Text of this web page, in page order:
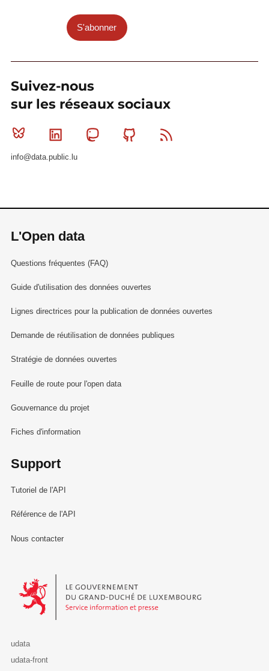
S'abonner
Suivez-nous
sur les réseaux sociaux
Bluesky Linkedin MastodonGithub
info@data.public.lu
L'Open data
Questions fréquentes (FAQ)
Guide d'utilisation des données ouvertes
Lignes directrices pour la publication de données ouvertes
Demande de réutilisation de données publiques
Stratégie de données ouvertes
Feuille de route pour l'open data
Gouvernance du projet
Fiches d'information
Support
Tutoriel de l'API
Référence de l'API
Nous contacter
Le Gouvernement du Grand-Duché de Luxembourg - Service
udata
udata-front